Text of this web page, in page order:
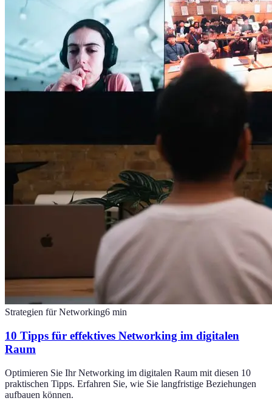
Strategien für Networking6 min
10 Tipps für effektives Networking im digitalen
Raum
Optimieren Sie Ihr Networking im digitalen Raum mit diesen 10
praktischen Tipps. Erfahren Sie, wie Sie langfristige Beziehungen
aufbauen können.